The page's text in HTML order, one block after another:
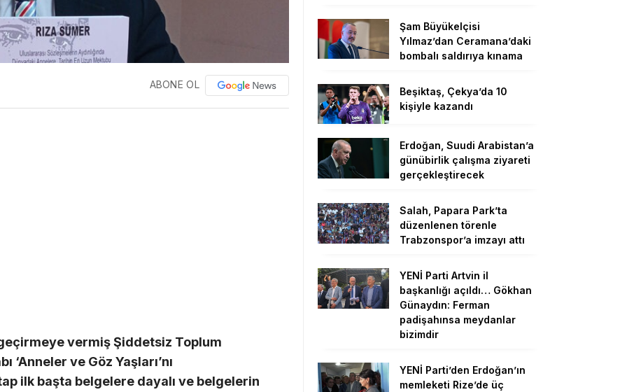
ABONE OL
vermiş Şiddetsiz Toplum
‘Anneler ve Göz Yaşları’nı
ilk başta belgelere dayalı ve belgelerin
Şam Büyükelçisi
Yılmaz’dan Ceramana’daki
bombalı saldırıya kınama
Beşiktaş, Çekya’da 10
kişiyle kazandı
Erdoğan, Suudi Arabistan’a
günübirlik çalışma ziyareti
gerçekleştirecek
Salah, Papara Park’ta
düzenlenen törenle
Trabzonspor’a imzayı attı
YENİ Parti Artvin il
başkanlığı açıldı… Gökhan
Günaydın: Ferman
padişahınsa meydanlar
bizimdir
YENİ Parti’den Erdoğan’ın
memleketi Rize’de üç